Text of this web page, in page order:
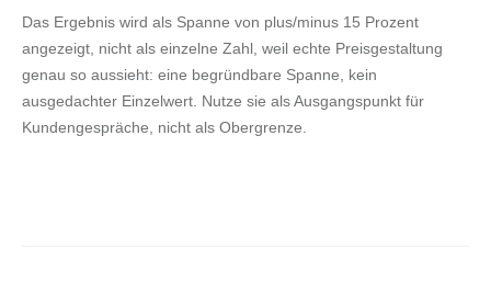
Das Ergebnis wird als Spanne von plus/minus 15 Prozent
angezeigt, nicht als einzelne Zahl, weil echte Preisgestaltung
genau so aussieht: eine begründbare Spanne, kein
ausgedachter Einzelwert. Nutze sie als Ausgangspunkt für
Kundengespräche, nicht als Obergrenze.